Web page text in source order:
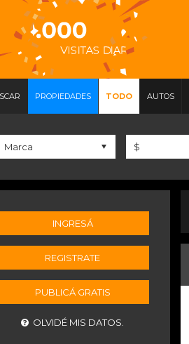
PROPIEDADES TODO AUTOS
INGRESÁ
REGISTRATE
PUBLICÁ GRATIS
OLVIDÉ MIS DATOS.